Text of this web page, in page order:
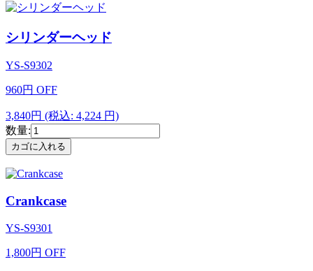
シリンダーヘッド
YS-S9302
960円 OFF
3,840円 (税込: 4,224 円)
数量:
Crankcase
YS-S9301
1,800円 OFF